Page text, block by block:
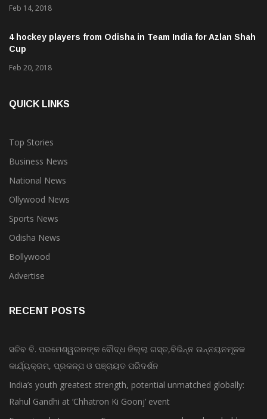
Feb 14, 2018
4 hockey players from Odisha in Team India for Azlan Shah
Cup
Feb 20, 2018
QUICK LINKS
Top Stories
Business News
National News
Ollywood News
Sports News
Odisha News
Bollywood
Advertise
RECENT POSTS
ସଚିବ ବି. ପରମେଶ୍ୱରନଙ୍କ ବୌଦ୍ଧ ଜିଲ୍ଲା ଗସ୍ତ,ବିଭିନ୍ନ ଉନ୍ନୟନମୂଳକ
କାର୍ଯ୍ୟକ୍ରମ, ପ୍ରକଳ୍ପ ଓ ପଞ୍ଚାୟତ ପରିଦର୍ଶନ
India’s youth greatest strength, potential unmatched globally:
Rahul Gandhi at ‘Chhatron Ki Goonj’ event